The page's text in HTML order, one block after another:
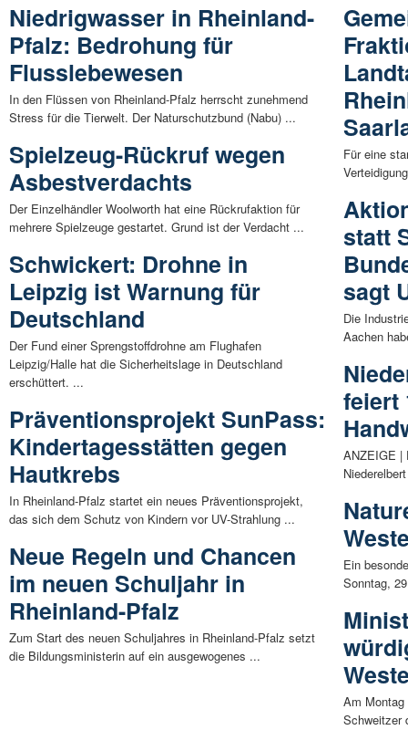
Niedrigwasser in Rheinland-
Pfalz: Bedrohung für
Flusslebewesen
In den Flüssen von Rheinland-Pfalz herrscht zunehmend
Stress für die Tierwelt. Der Naturschutzbund (Nabu) ...
Spielzeug-Rückruf wegen
Asbestverdachts
Der Einzelhändler Woolworth hat eine Rückrufaktion für
mehrere Spielzeuge gestartet. Grund ist der Verdacht ...
Schwickert: Drohne in
Leipzig ist Warnung für
Deutschland
Der Fund einer Sprengstoffdrohne am Flughafen
Leipzig/Halle hat die Sicherheitslage in Deutschland
erschüttert. ...
Präventionsprojekt SunPass:
Kindertagesstätten gegen
Hautkrebs
In Rheinland-Pfalz startet ein neues Präventionsprojekt,
das sich dem Schutz von Kindern vor UV-Strahlung ...
Neue Regeln und Chancen
im neuen Schuljahr in
Rheinland-Pfalz
Zum Start des neuen Schuljahres in Rheinland-Pfalz setzt
die Bildungsministerin auf ein ausgewogenes ...
Für eine
statt
sagt
Die
Aachen
feiert
ANZEIGE |
Ein
Sonntag,
Am
Schweitzer